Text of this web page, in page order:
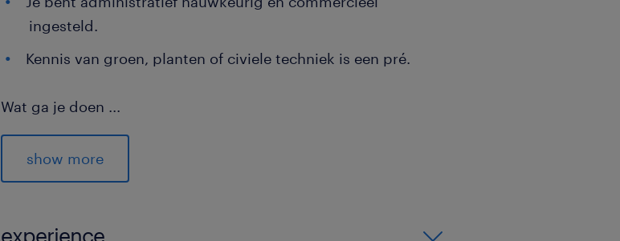
ingesteld.
Kennis van groen, planten of civiele techniek is een pré.
Wat ga je doen ...
Als Werkvoorbereider / Calculator ben jij de spil van de
organisatie. Je dag begint met het analyseren van nieuwe
digitale ontwerpen en bestekken. Jij berekent nauwkeurig de
heldere, commerciële offerte opstelt voor de klant. Je vraagt
show more
experience